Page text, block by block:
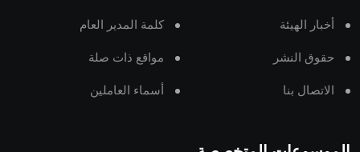
أخبار الهيئة كلمة المدير العام
حقوق النشر مواقع ذات صلة
الاتصال بنا أسماء العاملين